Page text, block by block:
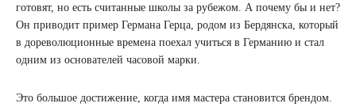
готовят, но есть считанные школы за рубежом. А почему бы и нет?
Он приводит пример Германа Герца, родом из Бердянска, который
в дореволюционные времена поехал учиться в Германию и стал
одним из основателей часовой марки.
Это большое достижение, когда имя мастера становится брендом.